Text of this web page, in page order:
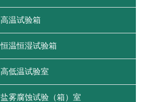
高温试验箱
恒温恒湿试验箱
高低温试验室
盐雾腐蚀试验（箱）室